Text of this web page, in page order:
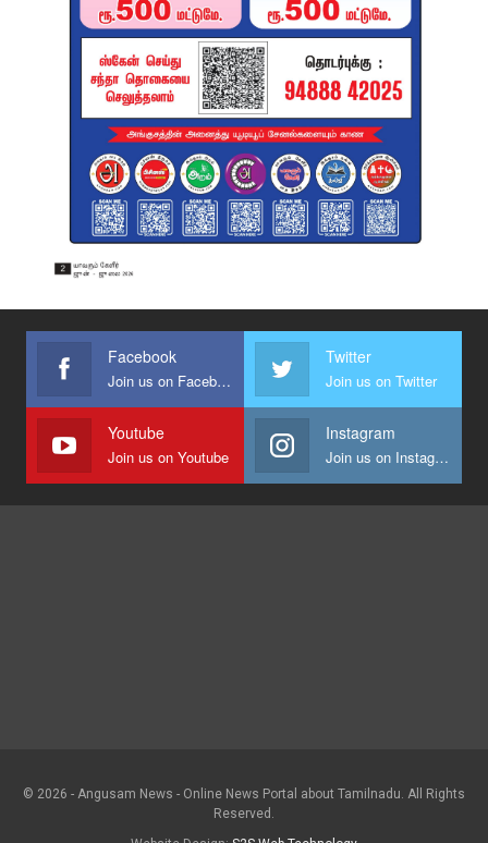
Facebook
Join us on Facebook
Twitter
Join us on Twitter
Youtube
Join us on Youtube
Instagram
Join us on Instagram
© 2026 - Angusam News - Online News Portal about Tamilnadu. All Rights
Reserved.